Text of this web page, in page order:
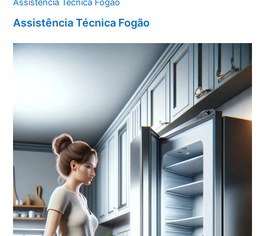
Assistência Técnica Fogão
Assistência Técnica Fogão